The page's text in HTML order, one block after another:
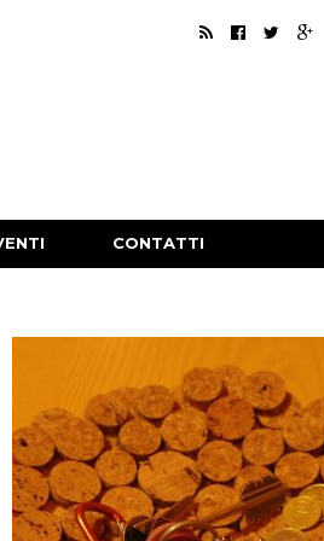
CONTATTI